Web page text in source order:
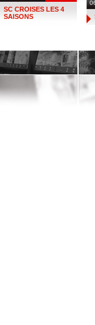
SC CROISES LES 4
SAISONS